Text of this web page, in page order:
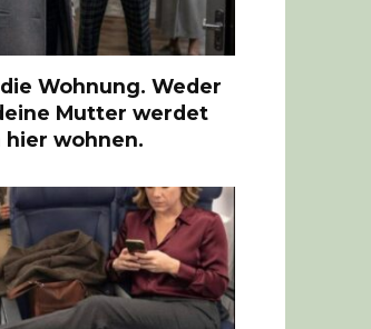
Wohnung. Weder
Mutter werdet
wohnen.